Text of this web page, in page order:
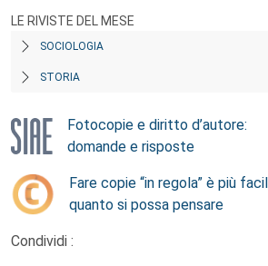
LE RIVISTE DEL MESE
SOCIOLOGIA
STORIA
Fotocopie e diritto d’autore:
domande e risposte
Fare copie “in regola” è più
quanto si possa pensare
Condividi :